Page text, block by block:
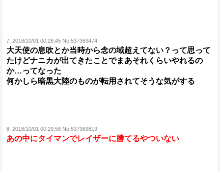
7: 2018/10/01 00:28:45 No.537369474
大天使の息吹とか当時から念の域超えてない？って思って
たけどナニカが出てきたことでまあそれくらいやれるの
か…ってなった
何かしら暗黒大陸のものが転用されてそうな気がする
8: 2018/10/01 00:29:58 No.537369819
あの中にタイマンでレイザーに勝てるやついない